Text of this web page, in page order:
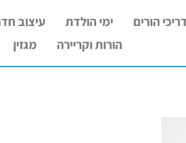
הורים ימי הולדת עיצוב
הורות וקריירה
מגזין